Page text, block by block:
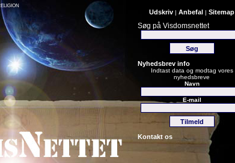
Udskriv | Anbefal | Sitemap
Søg på Visdomsnettet
Nyhedsbrev info
Indtast data og modtag vores
nyhedsbreve
Navn
E-mail
Kontakt os